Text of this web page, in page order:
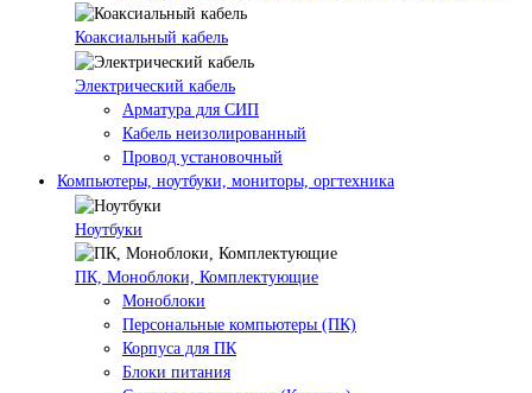
Коаксиальный кабель
Электрический кабель
Арматура для СИП
Кабель неизолированный
Провод установочный
Компьютеры, ноутбуки, мониторы, оргтехника
Ноутбуки
ПК, Моноблоки, Комплектующие
Моноблоки
Персональные компьютеры (ПК)
Корпуса для ПК
Блоки питания